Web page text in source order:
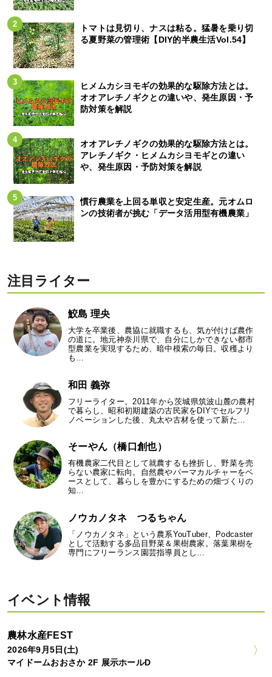
トマトは見切り、ナスは粘る。猛暑を乗り切
る夏野菜の管理術【DIY的半農生活Vol.54】
ヒメムカシヨモギの効果的な駆除方法とは。
オオアレチノギクとの違いや、発生原因・予
防対策を解説
オオアレチノギクの効果的な駆除方法とは。
アレチノギク・ヒメムカシヨモギとの違い
や、発生原因・予防対策を解説
慣行農業を上回る単収と安定生産。元オムロ
ンの技術者が挑む「データ活用型有機農業」
注目ライター
鮫島 理央
大学を卒業後、農協に就職するも、気が付けば農作
の道に。地元神奈川県で、自分にしかできない都市
型農業を実現するため、暗中模索の毎日。収穫より
も…
和田 義弥
フリーライター。2011年から茨城県筑波山麓の農村
で暮らし、昭和初期建築の古民家をDIYでセルフリ
ノベーションした後、丸太や古材を使って新た…
そーやん（橋口創也）
有機農家二代目として就農するも挫折し、野菜を売
らない農家に転向。自然農やパーマカルチャーをベ
ースとして、暮らしを豊かにするための畑づくりの
知…
ノウカノタネ つるちゃん
「ノウカノタネ」という農系YouTuber、Podcaster
として活動する多品目野菜＆果樹農家。落葉果樹を
専門にフリーランス園芸指導員とし…
イベント情報
農林水産FEST
2026年9月5日(土)
マイドームおおさか 2F 展示ホールD